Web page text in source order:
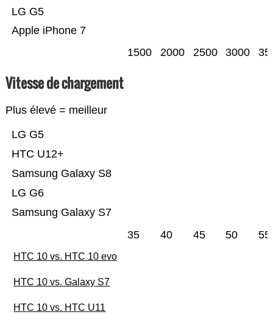
Apple iPhone 7
LG G5
1500 2000 2500 3000
Vitesse de chargement
Plus élevé = meilleur
Samsung Galaxy S7
LG G6
Samsung Galaxy S8
HTC U12+
LG G5
35 40 45 50 55
HTC 10 vs. HTC 10 evo
HTC 10 vs. Galaxy S7
HTC 10 vs. HTC U11